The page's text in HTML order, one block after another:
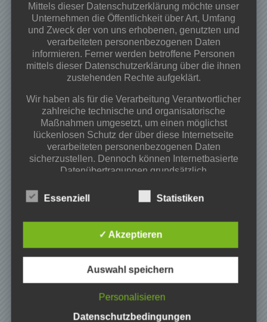
Dorffest 2026
Veranstaltungen & Angebote 2026
Frühjahrsputz 28.03.2026 ab 09:00 Uhr
Osterfeuer 02.04.2026 ab 18:00Uhr
Begegnungs-und Spieleabend
Kategorien
Projekte
Veranstaltungen
Vereinsinfos
Archiv
Februar 2026
November 2025
Oktober 2025
Juni 2025
Mai 2025
April 2025
März 2025
Mittels dieser Datenschutzerklärung möchte unser
Unternehmen die Öffentlichkeit über Art, Umfang
und Zweck der von uns erhobenen, genutzten und
verarbeiteten personenbezogenen Daten
informieren. Ferner werden betroffene Personen
mittels dieser Datenschutzerklärung über die ihnen
zustehenden Rechte aufgeklärt.
Wir haben als für die Verarbeitung Verantwortlicher
zahlreiche technische und organisatorische
Maßnahmen umgesetzt, um einen möglichst
lückenlosen Schutz der über diese Internetseite
verarbeiteten personenbezogenen Daten
sicherzustellen. Dennoch können Internetbasierte
Datenübertragungen grundsätzlich
Schutz nicht gewährleistet werden kann. Aus
diesem Grund steht es jeder betroffenen Person
alternativen Wegen, beispielsweise telefonisch, an
uns zu übermitteln.
Begrifflichkeiten, die durch den Europäischen
Richtlinien- und Verordnungsgeber beim Erlass
Essenziell Statistiken
✓ Akzeptieren
Auswahl speichern
Personalisieren
Datenschutzbedingungen